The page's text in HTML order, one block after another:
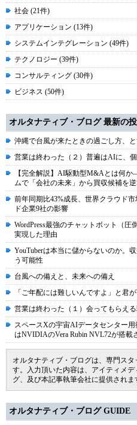
社会 (21件)
アプリケーション (13件)
システムインテグレーション (49件)
テクノロジー (39件)
コンサルティング (30件)
ビジネス (50件)
オルタナティブ・ブログ 最新の
沖縄で台風が来たときの過ごし方、
営業は終わった（２）普遍はAIに、
【完全解説】AI駆動型M&Aとは何
ムで「会社の未来」から買収候補を
前年同期比43%成長、世界クラウド
ド企業9社の影響
WordPress最強のチャットボット（
実現した理由
YouTuberは本当に儲からないのか。
う可能性
台風への備えと、未来への備え
「ご年配には難しいんですよ」と君
営業は終わった（１）会ってもらえ
スペースXの宇宙AIデータセンター用
はNVIDIAのVera Rubin NVL72が搭載
オルタナティブ・ブログは、専門ス
す。入力頂いた内容は、アイティメ
グ、及び本記事執筆会社に提供されま
オルタナティブ・ブログ GUIDE